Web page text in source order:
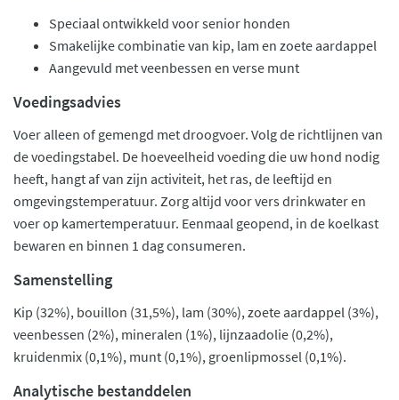
Speciaal ontwikkeld voor senior honden
Smakelijke combinatie van kip, lam en zoete aardappel
Aangevuld met veenbessen en verse munt
Voedingsadvies
Voer alleen of gemengd met droogvoer. Volg de richtlijnen van
de voedingstabel. De hoeveelheid voeding die uw hond nodig
heeft, hangt af van zijn activiteit, het ras, de leeftijd en
omgevingstemperatuur. Zorg altijd voor vers drinkwater en
voer op kamertemperatuur. Eenmaal geopend, in de koelkast
bewaren en binnen 1 dag consumeren.
Samenstelling
Kip (32%), bouillon (31,5%), lam (30%), zoete aardappel (3%),
veenbessen (2%), mineralen (1%), lijnzaadolie (0,2%),
kruidenmix (0,1%), munt (0,1%), groenlipmossel (0,1%).
Analytische bestanddelen